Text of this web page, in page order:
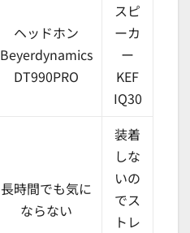
ヘッドホン
Beyerdynamics
DT990PRO
スピ
ーカ
ー
KEF
IQ30
長時間でも気に
ならない
装着
しな
いの
でス
トレ